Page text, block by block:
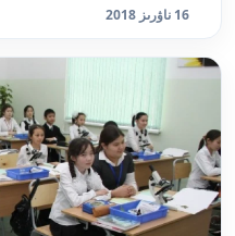
16 ناۋرىز 2018